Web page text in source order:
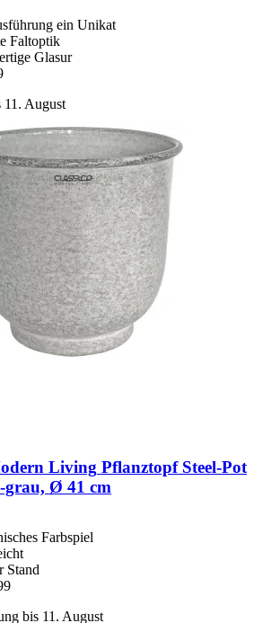
ein Unikat
Faltoptik
Glasur
11. August
Living Pflanztopf Steel-​Pot
​grau, Ø 41 cm
Farbspiel
Stand
bis 11. August